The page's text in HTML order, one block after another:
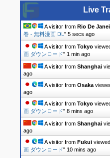
Live
A visitor from Rio De
巻 - 無料漫画 DL " 6 secs ago
A visitor from Tokyo
画 ダウンロード" 1 min ago
A visitor from Shanghai
ago
A visitor from Osaka
ago
A visitor from Tokyo
画 ダウンロード" 8 mins ago
A visitor from Shanghai
ago
A visitor from Fukui
画 ダウンロード" 10 mins ago